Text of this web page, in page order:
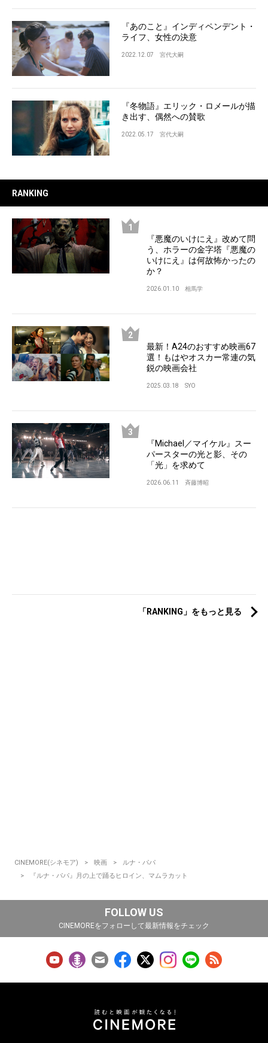
『あのこと』インディペンデント・
ライフ、女性の決意
2022.12.07 宮代大嗣
『冬物語』エリック・ロメールが描
き出す、偶然への賛歌
2022.05.17 宮代大嗣
RANKING
『悪魔のいけにえ』改めて問
う、ホラーの金字塔『悪魔の
いけにえ』は何故怖かったの
か？
2026.01.10 相馬学
最新！A24のおすすめ映画67
選！もはやオスカー常連の気
鋭の映画会社
2025.03.18 SYO
『Michael／マイケル』スー
パースターの光と影、その
「光」を求めて
2026.06.11 斉藤博昭
「RANKING」をもっと見る
CINEMORE(シネモア) 映画
ルナ・パパ
『ルナ・パパ』月の上で踊るヒロイン、マムラカット
FOLLOW US
CINEMOREをフォローして最新情報をチェック